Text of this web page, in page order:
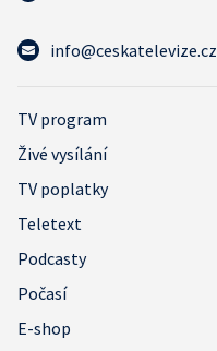
info@ceskatelevize.cz
TV program
Živé vysílání
TV poplatky
Teletext
Podcasty
Počasí
E-shop